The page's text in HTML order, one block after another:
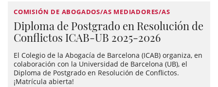
COMISIÓN DE ABOGADOS/AS MEDIADORES/AS
Diploma de Postgrado en Resolución de
Conflictos ICAB-UB 2025-2026
El Colegio de la Abogacía de Barcelona (ICAB) organiza, en
colaboración con la Universidad de Barcelona (UB), el
Diploma de Postgrado en Resolución de Conflictos.
¡Matrícula abierta!